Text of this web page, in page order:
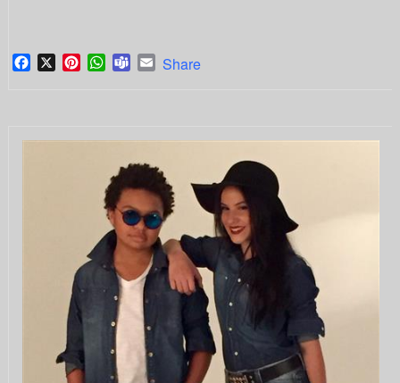
Facebook
X PinterestWhatsApp
TeamsEmail
Share